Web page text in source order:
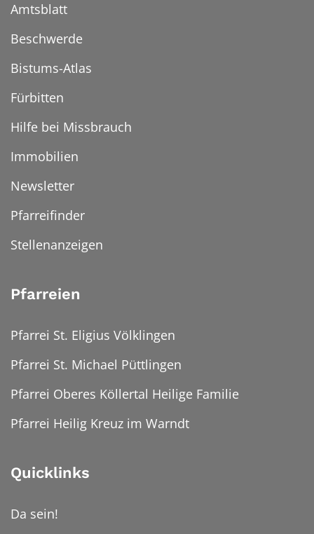
Amtsblatt
Beschwerde
Bistums-Atlas
Fürbitten
Hilfe bei Missbrauch
Immobilien
Newsletter
Pfarreifinder
Stellenanzeigen
Pfarreien
Pfarrei St. Eligius Völklingen
Pfarrei St. Michael Püttlingen
Pfarrei Oberes Köllertal Heilige Familie
Pfarrei Heilig Kreuz im Warndt
Quicklinks
Da sein!